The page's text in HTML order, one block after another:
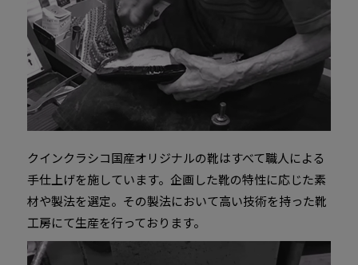
クインクラシコ国産オリジナルの靴はすべて職人による
手仕上げを施しています。企画した靴の特性に応じた素
材や製法を選定。その製法において高い技術を持った靴
工房にて生産を行っております。